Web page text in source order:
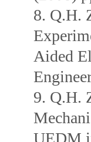
8. Q.H.
Aided
9. Q.H.
UEDM